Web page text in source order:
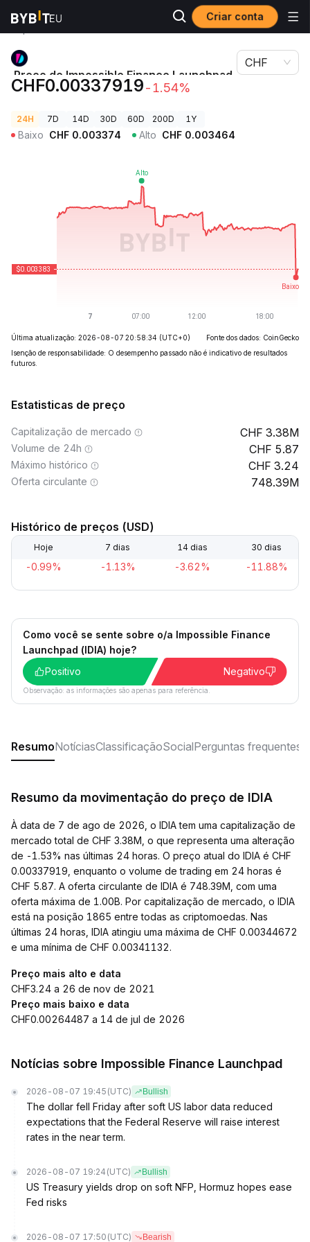
Criar conta
Preços de
Preço de Impossible Finance Launchpad
Preço de Impossible Finance Launchpad
IDIA
CHF0.00337919-1.54%
CHF
24H 7D 14D 30D 60D 200D 1Y
Baixo CHF 0.003374 Alto CHF 0.003464
Última atualização: 2026-08-07 20:58:34 (UTC+0)
Fonte dos dados: CoinGecko
Isenção de responsabilidade: O desempenho passado não é indicativo de resultados
futuros.
Estatisticas de preço
Capitalização de mercado 3.38M
Volume de 24h 5.87
Máximo histórico 3.24
Oferta circulante 748.39M
Histórico de preços (USD)
Hoje 7 dias 14 dias 30 dias
-0.99% -1.13% -3.62% -11.88%
Como você se sente sobre o/a Impossible Finance
Launchpad (IDIA) hoje?
Positivo
Negativo
Observação: as informações são apenas para referência.
ResumoNotíciasClassificaçãoSocialPerguntas frequentes
Resumo da movimentação do preço de IDIA
À data de 7 de ago de 2026, o IDIA tem uma capitalização de
mercado total de CHF 3.38M, o que representa uma alteração
de -1.53% nas últimas 24 horas. O preço atual do IDIA é CHF
0.00337919, enquanto o volume de trading em 24 horas é
CHF 5.87. A oferta circulante de IDIA é 748.39M, com uma
oferta máxima de 1.00B. Por capitalização de mercado, o IDIA
está na posição 1865 entre todas as criptomoedas. Nas
últimas 24 horas, IDIA atingiu uma máxima de CHF 0.00344672
e uma mínima de CHF 0.00341132.
Preço mais alto e data
CHF3.24 a 26 de nov de 2021
Preço mais baixo e data
CHF0.00264487 a 14 de jul de 2026
Notícias sobre Impossible Finance Launchpad
2026-08-07 19:45 (UTC) Bullish
The dollar fell Friday after soft US labor data reduced
expectations that the Federal Reserve will raise interest
rates in the near term.
2026-08-07 19:24 (UTC) Bullish
US Treasury yields drop on soft NFP, Hormuz hopes ease
Fed risks
2026-08-07 17:50 (UTC) Bearish